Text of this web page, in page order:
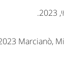
Marcianò,